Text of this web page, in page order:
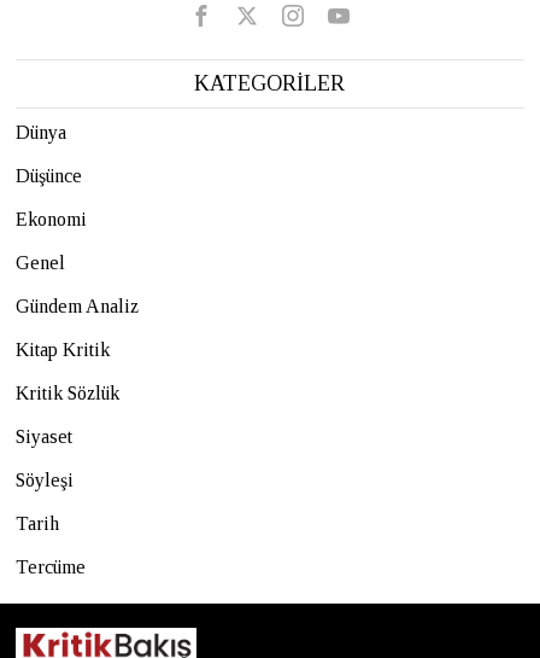
KATEGORİLER
Dünya
Düşünce
Ekonomi
Genel
Gündem Analiz
Kitap Kritik
Kritik Sözlük
Siyaset
Söyleşi
Tarih
Tercüme